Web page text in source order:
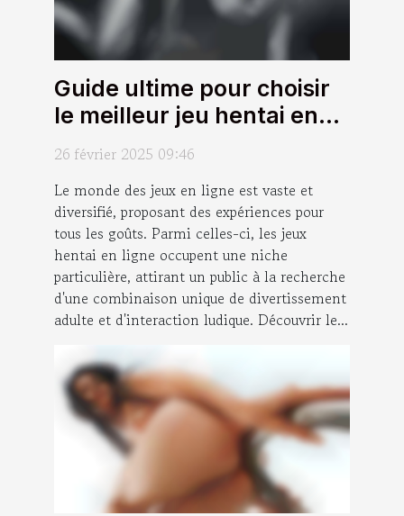
Guide ultime pour choisir
le meilleur jeu hentai en
ligne
26 février 2025 09:46
Le monde des jeux en ligne est vaste et
diversifié, proposant des expériences pour
tous les goûts. Parmi celles-ci, les jeux
hentai en ligne occupent une niche
particulière, attirant un public à la recherche
d'une combinaison unique de divertissement
adulte et d'interaction ludique. Découvrir le...